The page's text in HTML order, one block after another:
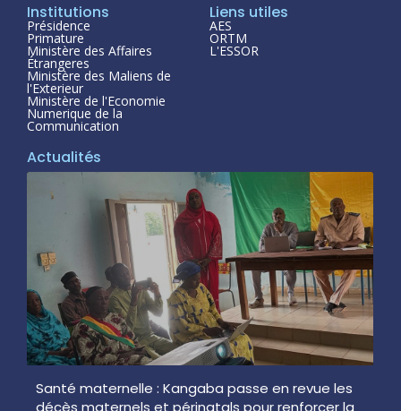
Institutions
Présidence
Primature
Ministère des Affaires
Étrangeres
Ministère des Maliens de
l'Exterieur
Ministère de l'Economie
Numerique de la
Communication
Liens utiles
AES
ORTM
L'ESSOR
Actualités
Santé maternelle : Kangaba passe en revue les
décès maternels et périnatals pour renforcer la